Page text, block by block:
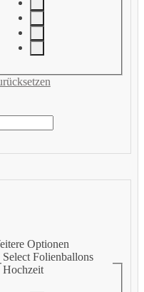
Optionen
Select Folienballons
Hochzeit